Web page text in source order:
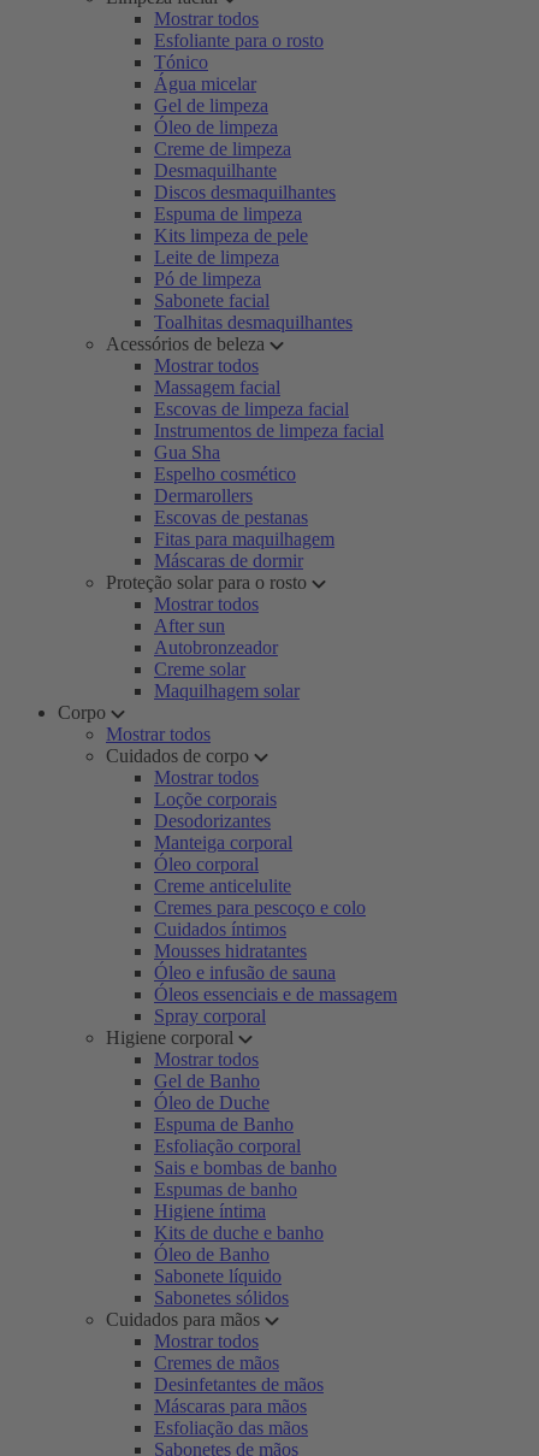
Mostrar todos
Esfoliante para o rosto
Tónico
Água micelar
Gel de limpeza
Óleo de limpeza
Creme de limpeza
Desmaquilhante
Discos desmaquilhantes
Espuma de limpeza
Kits limpeza de pele
Leite de limpeza
Pó de limpeza
Sabonete facial
Toalhitas desmaquilhantes
Acessórios de beleza
Mostrar todos
Massagem facial
Escovas de limpeza facial
Instrumentos de limpeza facial
Gua Sha
Espelho cosmético
Dermarollers
Escovas de pestanas
Fitas para maquilhagem
Máscaras de dormir
Proteção solar para o rosto
Mostrar todos
After sun
Autobronzeador
Creme solar
Maquilhagem solar
Corpo
Mostrar todos
Cuidados de corpo
Mostrar todos
Loçõe corporais
Desodorizantes
Manteiga corporal
Óleo corporal
Creme anticelulite
Cremes para pescoço e colo
Cuidados íntimos
Mousses hidratantes
Óleo e infusão de sauna
Óleos essenciais e de massagem
Spray corporal
Higiene corporal
Mostrar todos
Gel de Banho
Óleo de Duche
Espuma de Banho
Esfoliação corporal
Sais e bombas de banho
Espumas de banho
Higiene íntima
Kits de duche e banho
Óleo de Banho
Sabonete líquido
Sabonetes sólidos
Cuidados para mãos
Mostrar todos
Cremes de mãos
Desinfetantes de mãos
Máscaras para mãos
Esfoliação das mãos
Sabonetes de mãos